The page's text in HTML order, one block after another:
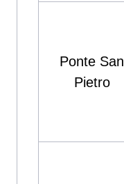
Ponte San
Pietro